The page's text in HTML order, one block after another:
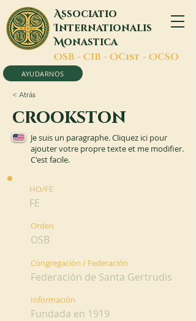
Associatio
Internationalis
Monastica
OSB - CIB - OCist - OCSO
AYUDARNOS
< Atrás
crookston
Je suis un paragraphe. Cliquez ici pour
ajouter votre propre texte et me modifier.
C'est facile.
HO/FE
FE
Orden
OSB
Congregación / Federación
Federación de Santa Gertrudis
Información
Fundada en 1919